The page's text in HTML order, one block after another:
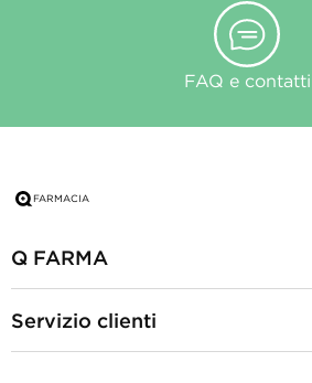
FAQ e contatti
Q FARMA
Servizio clienti